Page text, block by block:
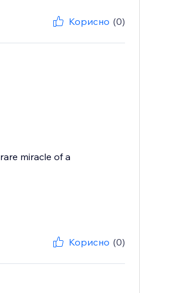
Корисно (0)
miracle of a
Корисно (0)